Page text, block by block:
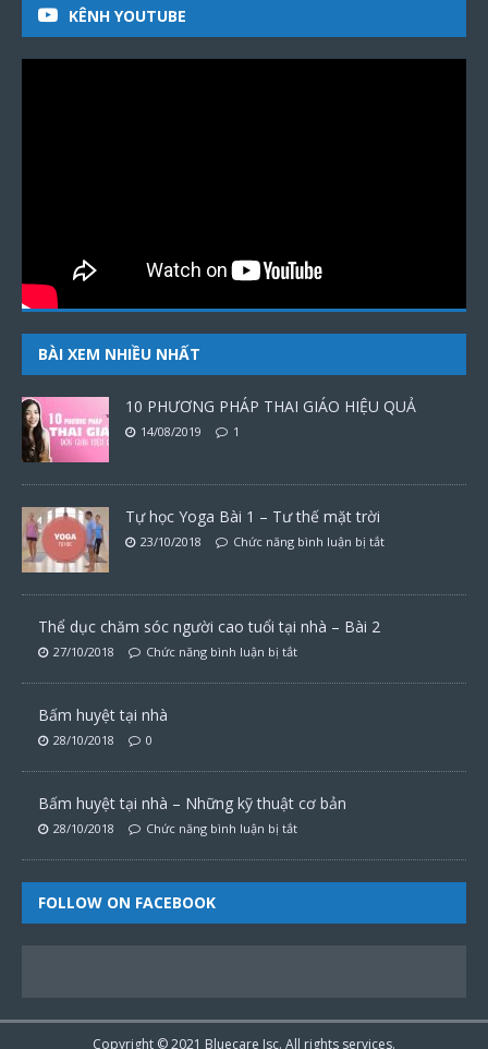
KÊNH YOUTUBE
BÀI XEM NHIỀU NHẤT
10 PHƯƠNG PHÁP THAI GIÁO HIỆU QUẢ
14/08/2019 1
Tự học Yoga Bài 1 – Tư thế mặt trời
23/10/2018 Chức năng bình luận bị tắt
Thể dục chăm sóc người cao tuổi tại nhà – Bài 2
27/10/2018 Chức năng bình luận bị tắt
Bấm huyệt tại nhà
28/10/2018 0
Bấm huyệt tại nhà – Những kỹ thuật cơ bản
28/10/2018 Chức năng bình luận bị tắt
FOLLOW ON FACEBOOK
Copyright © 2021 Bluecare Jsc. All rights services.